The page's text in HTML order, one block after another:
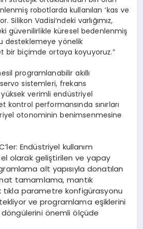
robotlarda kullanılan ‘kas ve
Silikon Vadisi’ndeki varlığımız,
güvenilirlikle küresel bedenlenmiş
desteklemeye yönelik
bir biçimde ortaya koyuyoruz.”
programlanabilir akıllı
sistemleri, frekans
verimli endüstriyel
kontrol performansında sınırları
otonominin benimsenmesine
: Endüstriyel kullanım
olarak geliştirilen ve yapay
alt yapısıyla donatılan
tamamlama, mantık
parametre konfigürasyonu
ve programlama eşiklerini
önemli ölçüde